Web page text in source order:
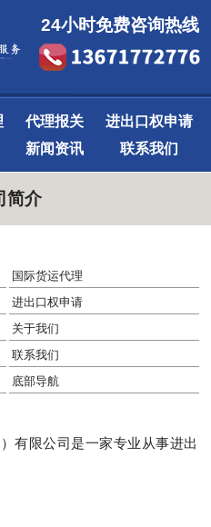
24小时免费咨询热线
代理报关
进出口权申请
新闻资讯 联系我们
简介
国际货运代理
进出口权申请
关于我们
联系我们
底部导航
有限公司是一家专业从事进出